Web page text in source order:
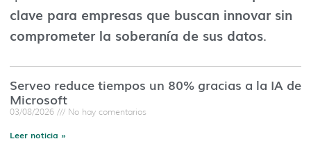
clave para empresas que buscan innovar sin
comprometer la soberanía de sus datos.
Serveo reduce tiempos un 80% gracias a la IA de
Microsoft
03/08/2026 No hay comentarios
Leer noticia »